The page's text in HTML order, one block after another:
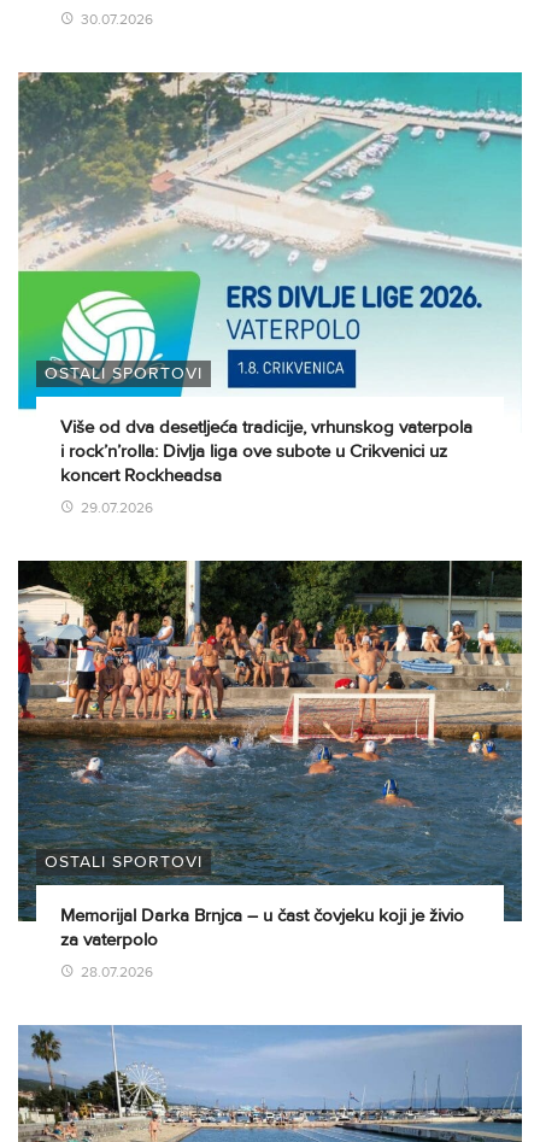
30.07.2026
OSTALI SPORTOVI
Više od dva desetljeća tradicije, vrhunskog vaterpola
i rock’n’rolla: Divlja liga ove subote u Crikvenici uz
koncert Rockheadsa
29.07.2026
OSTALI SPORTOVI
Memorijal Darka Brnjca – u čast čovjeku koji je živio
za vaterpolo
28.07.2026